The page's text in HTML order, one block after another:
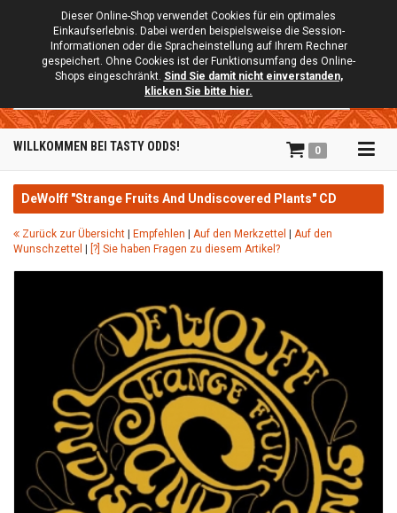
Dieser Online-Shop verwendet Cookies für ein optimales
Einkaufserlebnis. Dabei werden beispielsweise die Session-
Informationen oder die Spracheinstellung auf Ihrem Rechner
gespeichert. Ohne Cookies ist der Funktionsumfang des Online-
Shops eingeschränkt. Sind Sie damit nicht einverstanden,
klicken Sie bitte hier.
WILLKOMMEN BEI TASTY ODDS! 0
DeWolff "Strange Fruits And Undiscovered Plants" CD
Zurück zur Übersicht Empfehlen Auf den Merkzettel
Auf den
Wunschzettel
[?] Sie haben Fragen zu diesem Artikel?